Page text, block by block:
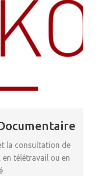
la consultation de
télétravail ou en